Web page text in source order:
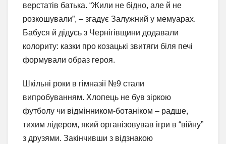
верстатів батька. “Жили не бідно, але й не
розкошували”, – згадує Залужний у мемуарах.
Бабуся й дідусь з Чернігівщини додавали
колориту: казки про козацькі звитяги біля печі
формували образ героя.
Шкільні роки в гімназії №9 стали
випробуванням. Хлопець не був зіркою
футболу чи відмінником-ботаніком – радше,
тихим лідером, який організовував ігри в “війну”
з друзями. Закінчивши з відзнакою